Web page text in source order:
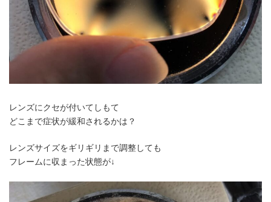
レンズにクセが付いてしもて
どこまで症状が緩和されるかは？
レンズサイズをギリギリまで調整しても
フレームに収まった状態が↓